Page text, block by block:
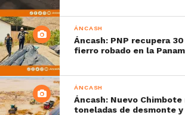
ÁNCASH
Áncash: PNP recupera
fierro robado en la
ÁNCASH
Áncash: Nuevo
toneladas de desmonte y